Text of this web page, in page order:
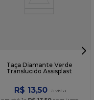
Taça Diamante Verde
Translucido Assisplast
R$ 13,50